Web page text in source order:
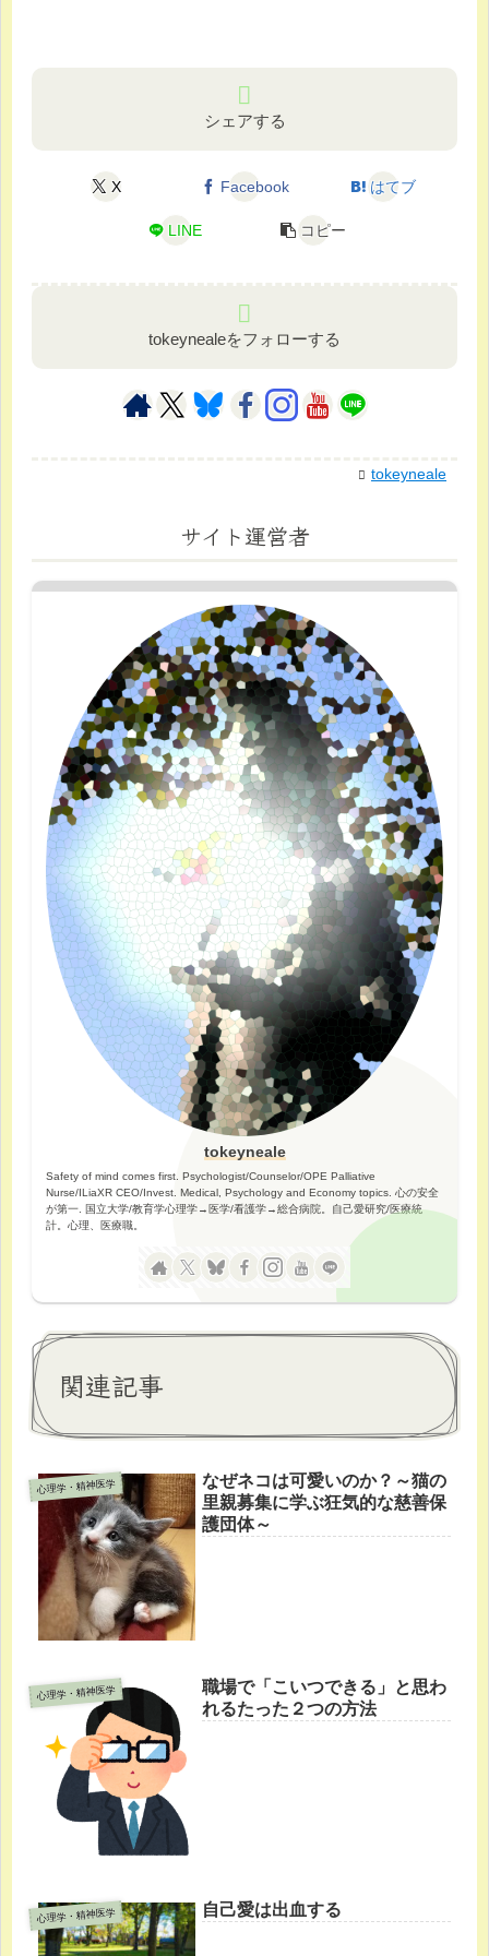
シェアする
X Facebook はてブ
LINE コピー
tokeynealeをフォローする
tokeyneale
サイト運営者
tokeyneale
Safety of mind comes first. Psychologist/Counselor/OPE Palliative
Nurse/ILiaXR CEO/Invest. Medical, Psychology and Economy topics. 心の安全
が第一. 国立大学/教育学心理学→医学/看護学→総合病院。自己愛研究/医療統
計。心理、医療職。
関連記事
心理学・精神医学
なぜネコは可愛いのか？～猫の
里親募集に学ぶ狂気的な慈善保
護団体～
心理学・精神医学
職場で「こいつできる」と思わ
れるたった２つの方法
心理学・精神医学 自己愛は出血する